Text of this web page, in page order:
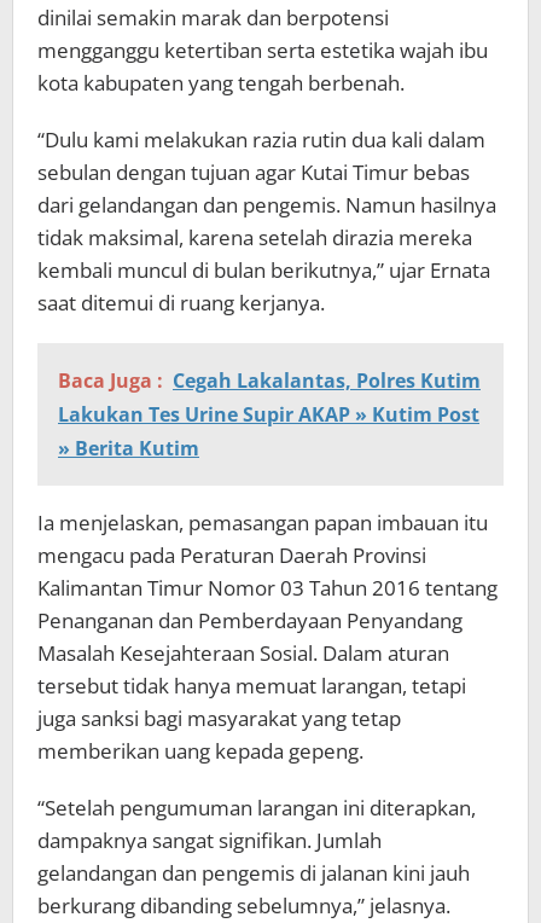
dinilai semakin marak dan berpotensi
mengganggu ketertiban serta estetika wajah ibu
kota kabupaten yang tengah berbenah.
“Dulu kami melakukan razia rutin dua kali dalam
sebulan dengan tujuan agar Kutai Timur bebas
dari gelandangan dan pengemis. Namun hasilnya
tidak maksimal, karena setelah dirazia mereka
kembali muncul di bulan berikutnya,” ujar Ernata
saat ditemui di ruang kerjanya.
Baca Juga : Cegah Lakalantas, Polres Kutim
Lakukan Tes Urine Supir AKAP » Kutim Post
» Berita Kutim
Ia menjelaskan, pemasangan papan imbauan itu
mengacu pada Peraturan Daerah Provinsi
Kalimantan Timur Nomor 03 Tahun 2016 tentang
Penanganan dan Pemberdayaan Penyandang
Masalah Kesejahteraan Sosial. Dalam aturan
tersebut tidak hanya memuat larangan, tetapi
juga sanksi bagi masyarakat yang tetap
memberikan uang kepada gepeng.
“Setelah pengumuman larangan ini diterapkan,
dampaknya sangat signifikan. Jumlah
gelandangan dan pengemis di jalanan kini jauh
berkurang dibanding sebelumnya,” jelasnya.